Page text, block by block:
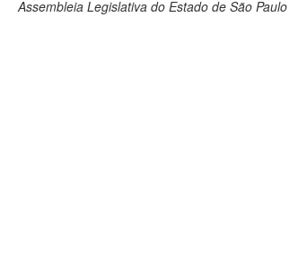
Assembleia Legislativa do Estado de São Paulo